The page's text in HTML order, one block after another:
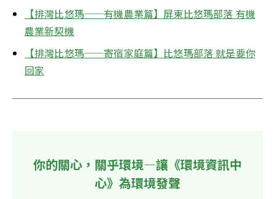
【排灣比悠瑪──有機農業篇】屏東比悠瑪部落 有機
農業新契機
【排灣比悠瑪──寄宿家庭篇】比悠瑪部落 就是要你
回家
你的關心，關乎環境—讓《環境資訊中
心》為環境發聲